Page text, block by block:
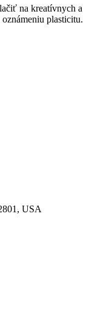
na kreatívnych a
plasticitu.
USA